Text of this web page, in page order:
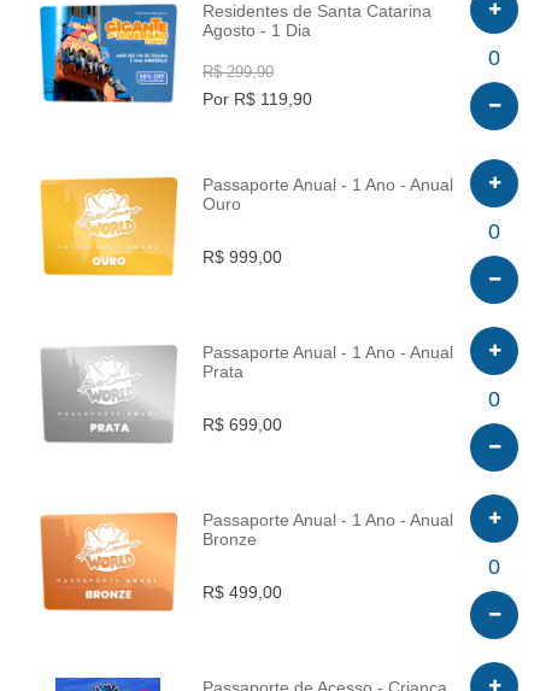
INFO
Residentes de Santa Catarina
Agosto - 1 Dia
R$ 299,90
Por R$ 119,90
0
INFO
Passaporte Anual - 1 Ano - Anual
Ouro
R$ 999,00
0
INFO
Passaporte Anual - 1 Ano - Anual
Prata
R$ 699,00
0
INFO
Passaporte Anual - 1 Ano - Anual
Bronze
R$ 499,00
0